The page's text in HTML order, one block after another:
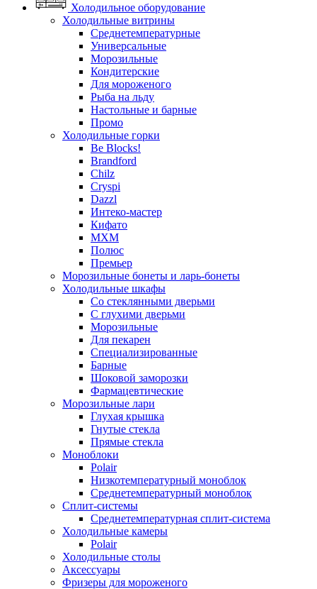
Холодильное оборудование
Холодильные витрины
Среднетемпературные
Универсальные
Морозильные
Кондитерские
Для мороженого
Рыба на льду
Настольные и барные
Промо
Холодильные горки
Be Blocks!
Brandford
Chilz
Cryspi
Dazzl
Интеко-мастер
Кифато
МХМ
Полюс
Премьер
Морозильные бонеты и ларь-бонеты
Холодильные шкафы
Со стеклянными дверьми
С глухими дверьми
Морозильные
Для пекарен
Специализированные
Барные
Шоковой заморозки
Фармацевтические
Морозильные лари
Глухая крышка
Гнутые стекла
Прямые стекла
Моноблоки
Polair
Низкотемпературный моноблок
Среднетемпературный моноблок
Сплит-системы
Среднетемпературная сплит-система
Холодильные камеры
Polair
Холодильные столы
Аксессуары
Фризеры для мороженого